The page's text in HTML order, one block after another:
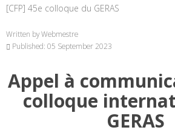
[CFP] 45e colloque du GERAS
Written byWebmestre
Published: 05 September 2023
Appel à
colloque
GERAS